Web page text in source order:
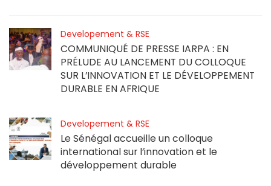
Developement & RSE
COMMUNIQUÉ DE PRESSE IARPA : EN
PRÉLUDE AU LANCEMENT DU COLLOQUE
SUR L’INNOVATION ET LE DÉVELOPPEMENT
DURABLE EN AFRIQUE
Developement & RSE
Le Sénégal accueille un colloque
international sur l’innovation et le
développement durable